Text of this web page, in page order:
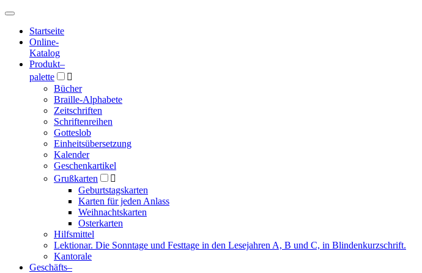
Hauptmenü
Hauptmenü
Startseite
Online-
Katalog
Produkt–
palette

Bücher
Braille-Alphabete
Zeitschriften
Schriftenreihen
Gotteslob
Einheitsübersetzung
Kalender
Geschenkartikel
Grußkarten

Geburtstagskarten
Karten für jeden Anlass
Weihnachtskarten
Osterkarten
Hilfsmittel
Lektionar. Die Sonntage und Festtage in den Lesejahren A, B und C, in Blindenkurzschrift.
Kantorale
Geschäfts­–